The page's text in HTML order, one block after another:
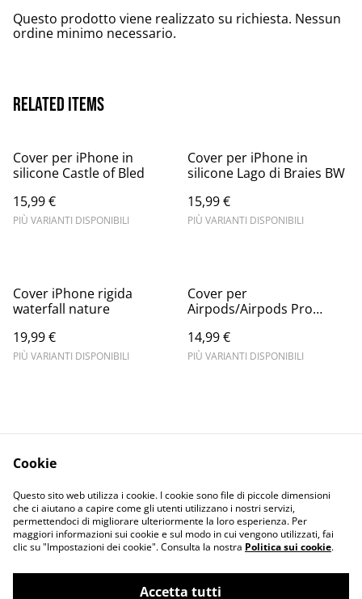
Questo prodotto viene realizzato su richiesta. Nessun
ordine minimo necessario.
Related items
Cover per iPhone in
silicone Castle of Bled
15,99 €
PIÙ VARIANTI DISPONIBILI
Cover per iPhone in
silicone Lago di Braies BW
15,99 €
PIÙ VARIANTI DISPONIBILI
Cover iPhone rigida
waterfall nature
19,99 €
PIÙ VARIANTI DISPONIBILI
Cover per
Airpods/Airpods Pro
14,99 €
PIÙ VARIANTI DISPONIBILI
Informativa sulla
privacy
Terms and
conditions
Cookie
Questo sito web utilizza i cookie. I cookie sono file di piccole dimensioni
che ci aiutano a capire come gli utenti utilizzano i nostri servizi,
permettendoci di migliorare ulteriormente la loro esperienza. Per
maggiori informazioni sui cookie e sul modo in cui vengono utilizzati, fai
clic su "Impostazioni dei cookie". Consulta la nostra Politica sui cookie.
Accetta tutti